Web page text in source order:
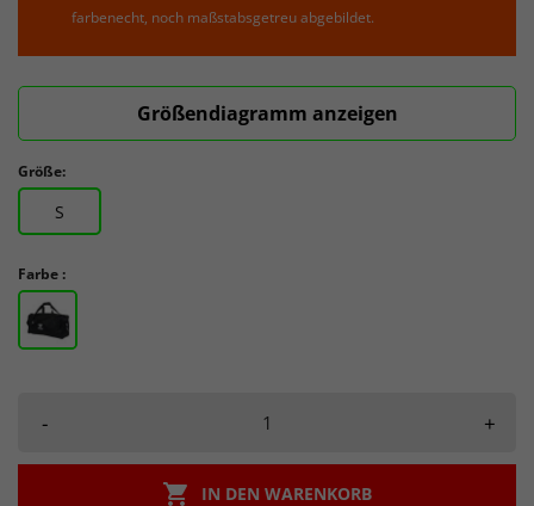
farbenecht, noch maßstabsgetreu abgebildet.
Größendiagramm anzeigen
Größe:
S
Farbe :
- +
 IN DEN WARENKORB